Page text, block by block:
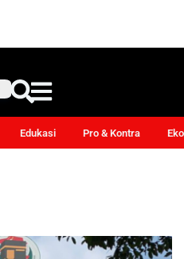
Edukasi Pro & Kontra